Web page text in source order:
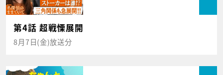
第4話 超戦慄展開
8月7日(金)放送分